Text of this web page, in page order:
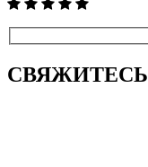
СВЯЖИТЕСЬ